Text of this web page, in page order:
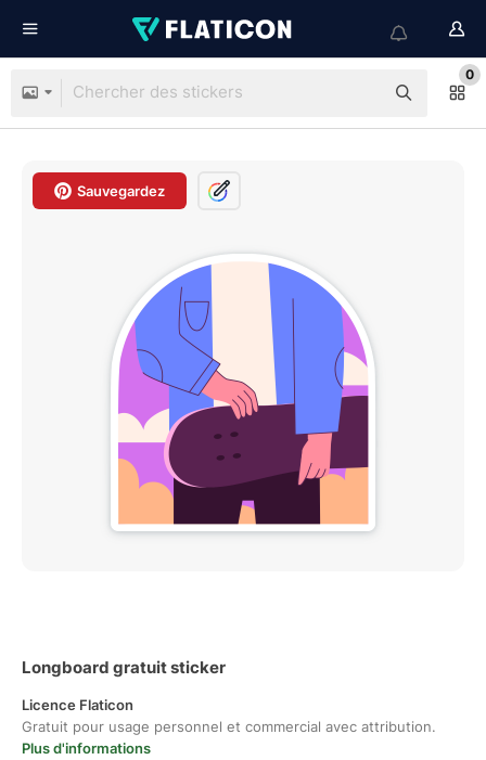
0
Sauvegardez
Longboard gratuit sticker
Licence Flaticon
Gratuit pour usage personnel et commercial avec attribution.
Plus d'informations